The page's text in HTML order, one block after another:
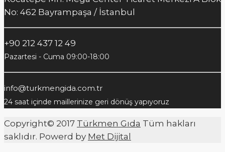
No: 462 Bayrampaşa / İstanbul
+90 212 437 12 49
Pazartesi - Cuma 09:00-18:00
info@turkmengida.com.tr
24 saat içinde maillerinize geri dönüş yapıyoruz
Copyright© 2017 Türkmen Gıda Tüm hakları
saklıdır. Powerd by Met Dijital